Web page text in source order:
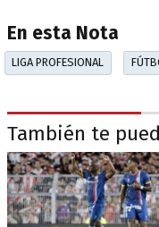
En esta Nota
LIGA PROFESIONAL
También te